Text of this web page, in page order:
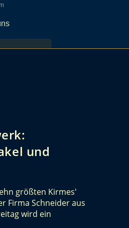
und
größten Kirmes'
Firma Schneider aus
wird ein